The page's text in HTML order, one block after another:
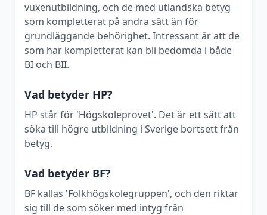
vuxenutbildning, och de med utländska betyg
som kompletterat på andra sätt än för
grundläggande behörighet. Intressant är att de
som har kompletterat kan bli bedömda i både
BI och BII.
Vad betyder HP?
HP står för 'Högskoleprovet'. Det är ett sätt att
söka till högre utbildning i Sverige bortsett från
betyg.
Vad betyder BF?
BF kallas 'Folkhögskolegruppen', och den riktar
sig till de som söker med intyg från